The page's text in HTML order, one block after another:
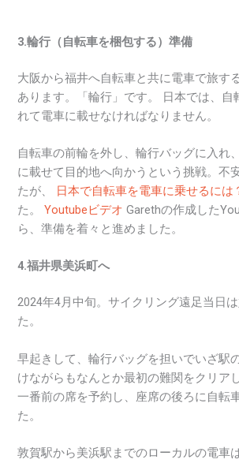
3.輪行（自転車を梱包する）準備
大阪から福井へ自転車と共に電車で旅す
あります。「輪行」です。 日本では、自
れて電車に載せなければなりません。
自転車の前輪を外し、輪行バッグに入れ
に載せて目的地へ向かうという挑戦。不
たが、 日本で自転車を電車に乗せるには
た。Youtubeビデオ Garethの作成した
ら、準備を着々と進めました。
4.福井県美浜町へ
2024年4月中旬。サイクリング遠足当日
た。
早起きして、輪行バッグを担いでいざ駅
けながらもなんとか最初の難関をクリア
一番前の席を予約し、座席の後ろに自転
た。
敦賀駅から美浜駅までのローカルの電車